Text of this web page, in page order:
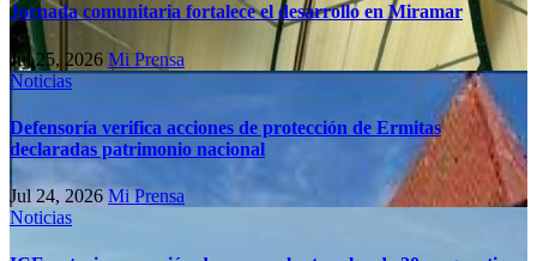
Jornada comunitaria fortalece el desarrollo en Miramar
Jul 25, 2026 Mi Prensa
Noticias
Defensoría verifica acciones de protección de Ermitas
declaradas patrimonio nacional
Jul 24, 2026Mi Prensa
Noticias